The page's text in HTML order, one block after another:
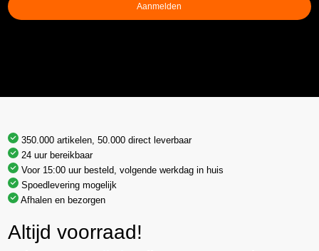
Aanmelden
350.000 artikelen, 50.000 direct leverbaar
24 uur bereikbaar
Voor 15:00 uur besteld, volgende werkdag in huis
Spoedlevering mogelijk
Afhalen en bezorgen
Altijd voorraad!